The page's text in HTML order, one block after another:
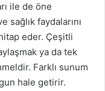
ile de öne
sağlık faydalarını
eder. Çeşitli
ya da tek
Farklı sunum
hale getirir.